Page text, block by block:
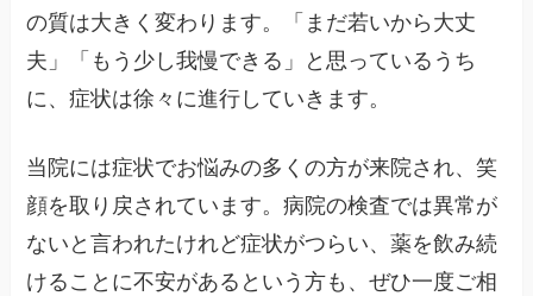
の質は大きく変わります。「まだ若いから大丈
夫」「もう少し我慢できる」と思っているうち
に、症状は徐々に進行していきます。
当院には症状でお悩みの多くの方が来院され、笑
顔を取り戻されています。病院の検査では異常が
ないと言われたけれど症状がつらい、薬を飲み続
けることに不安があるという方も、ぜひ一度ご相